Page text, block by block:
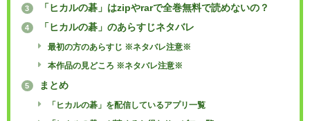
3 「ヒカルの碁」はzipやrarで全巻無料で読めないの？
4 「ヒカルの碁」のあらすじネタバレ
最初の方のあらすじ ※ネタバレ注意※
本作品の見どころ ※ネタバレ注意※
5 まとめ
「ヒカルの碁」を配信しているアプリ一覧